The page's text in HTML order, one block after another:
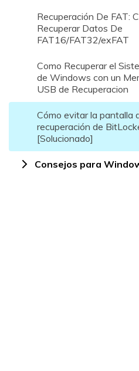
Recuperación De FAT:
Recuperar Datos De
FAT16/FAT32/exFAT
Como Recuperar el
de Windows con un
USB de Recuperacion
Cómo evitar la pantalla
recuperación de
[Solucionado]
Consejos para